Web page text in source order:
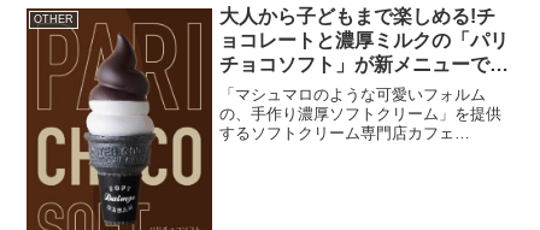
合すると、お相手は芸能界とは無関係の
同年代の男...
OTHER
大人から子どもまで楽しめる!チ
ョコレートと濃厚ミルクの「パリ
チョコソフト」が新メニューで登
場!
「マシュマロのような可愛いフォルム
の、手作り濃厚ソフトクリーム」を提供
するソフトクリーム専門店カフェ